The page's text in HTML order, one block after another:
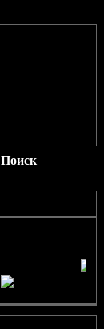
Поиск